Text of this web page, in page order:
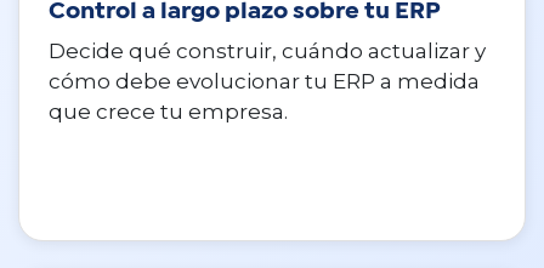
Control a largo plazo sobre tu ERP
Decide qué construir, cuándo actualizar y
cómo debe evolucionar tu ERP a medida
que crece tu empresa.